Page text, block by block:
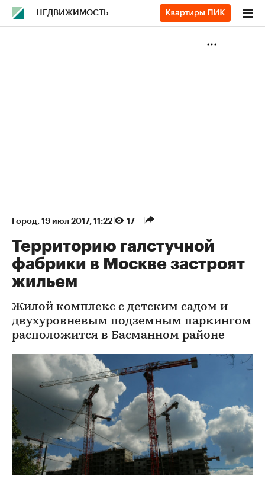
НЕДВИЖИМОСТЬ
Город⁠, 19 июл 2017, 11:22 17
Территорию галстучной
фабрики в Москве застроят
жильем
Жилой комплекс с детским садом и
двухуровневым подземным паркингом
расположится в Басманном районе